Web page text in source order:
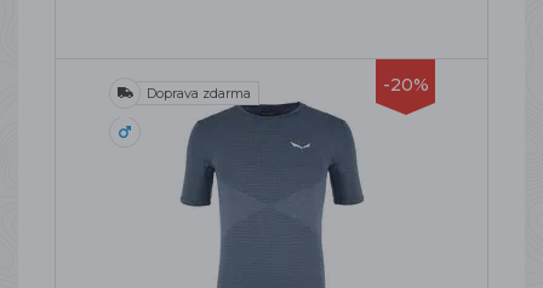
-20%
Doprava zdarma